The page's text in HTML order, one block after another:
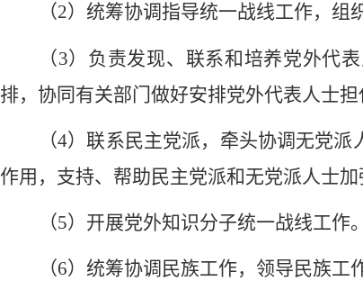
（2）统筹协调指导统一战线工作，组
（3）负责发现、联系和培养党外代
排，协同有关部门做好安排党外代表人士
（4）联系民主党派，牵头协调无党
作用，支持、帮助民主党派和无党派人士加
（5）开展党外知识分子统一战线工作。
（6）统筹协调民族工作，领导民族工